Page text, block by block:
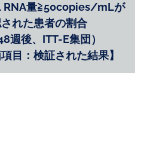
RNA量≧50copies/mLが
れた患者の割合
週後、ITT-E集団）
項目：検証された結果】